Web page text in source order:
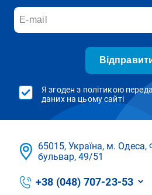
Я згоден з політикою
даних на цьому сайті
65015, Україна, м. Одеса,
бульвар, 49/51
+38 (048) 707-23-53